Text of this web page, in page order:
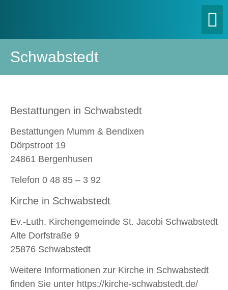
Schwabstedt
Bestattungen in Schwabstedt
Bestattungen Mumm & Bendixen
Dörpstroot 19
24861 Bergenhusen
Telefon 0 48 85 – 3 92
Kirche in Schwabstedt
Ev.-Luth. Kirchengemeinde St. Jacobi Schwabstedt
Alte Dorfstraße 9
25876 Schwabstedt
Weitere Informationen zur Kirche in Schwabstedt
finden Sie unter https://kirche-schwabstedt.de/